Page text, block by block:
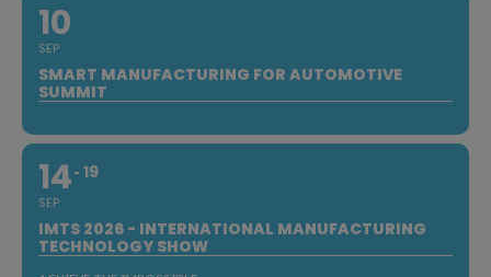
10
SEP
SMART MANUFACTURING FOR AUTOMOTIVE
SUMMIT
14
SEP
19
IMTS 2026 - INTERNATIONAL MANUFACTURING
TECHNOLOGY SHOW